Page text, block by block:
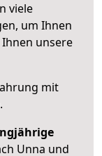
viele
um Ihnen
unsere
mit
.
Unna und